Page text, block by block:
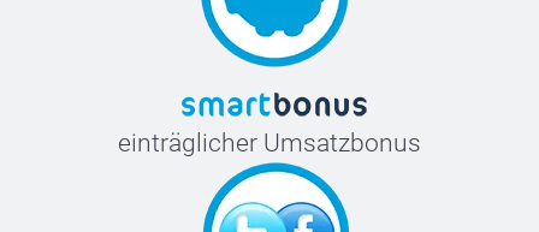
einträglicher Umsatzbonus